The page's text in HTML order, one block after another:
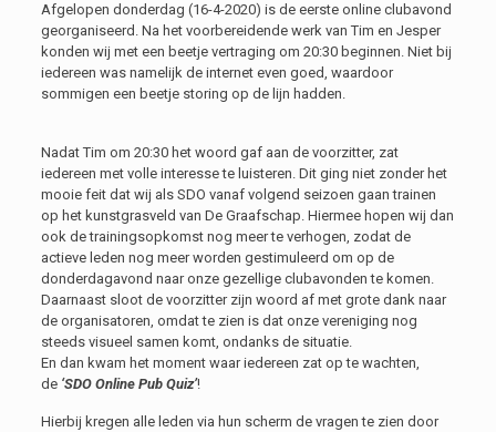
Afgelopen donderdag (16-4-2020) is de eerste online clubavond
georganiseerd. Na het voorbereidende werk van Tim en Jesper
konden wij met een beetje vertraging om 20:30 beginnen. Niet bij
iedereen was namelijk de internet even goed, waardoor
sommigen een beetje storing op de lijn hadden.
Nadat Tim om 20:30 het woord gaf aan de voorzitter, zat
iedereen met volle interesse te luisteren. Dit ging niet zonder het
mooie feit dat wij als SDO vanaf volgend seizoen gaan trainen
op het kunstgrasveld van De Graafschap. Hiermee hopen wij dan
ook de trainingsopkomst nog meer te verhogen, zodat de
actieve leden nog meer worden gestimuleerd om op de
donderdagavond naar onze gezellige clubavonden te komen.
Daarnaast sloot de voorzitter zijn woord af met grote dank naar
de organisatoren, omdat te zien is dat onze vereniging nog
steeds visueel samen komt, ondanks de situatie.
En dan kwam het moment waar iedereen zat op te wachten,
de ‘SDO Online Pub Quiz’!
Hierbij kregen alle leden via hun scherm de vragen te zien door